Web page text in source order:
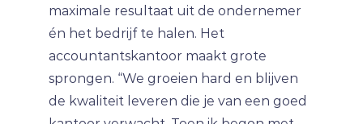
maximale resultaat uit de ondernemer
én het bedrijf te halen. Het
accountantskantoor maakt grote
sprongen. “We groeien hard en blijven
de kwaliteit leveren die je van een goed